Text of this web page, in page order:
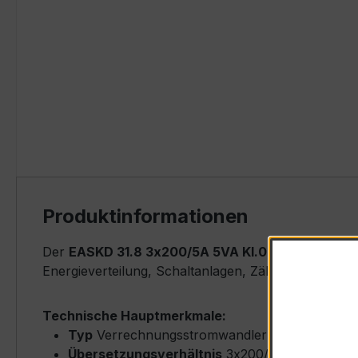
Produktinformationen
Der EASKD 31.8 3x200/5A 5VA Kl.0,2
ist ein
Energieverteilung, Schaltanlagen, Zählerfeldern
Technische Hauptmerkmale:
Typ Verrechnungsstromwandler (Ringkern-Typ)
Übersetzungsverhältnis 3x200/5 A (3-